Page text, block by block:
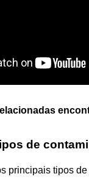
de
principais tipos